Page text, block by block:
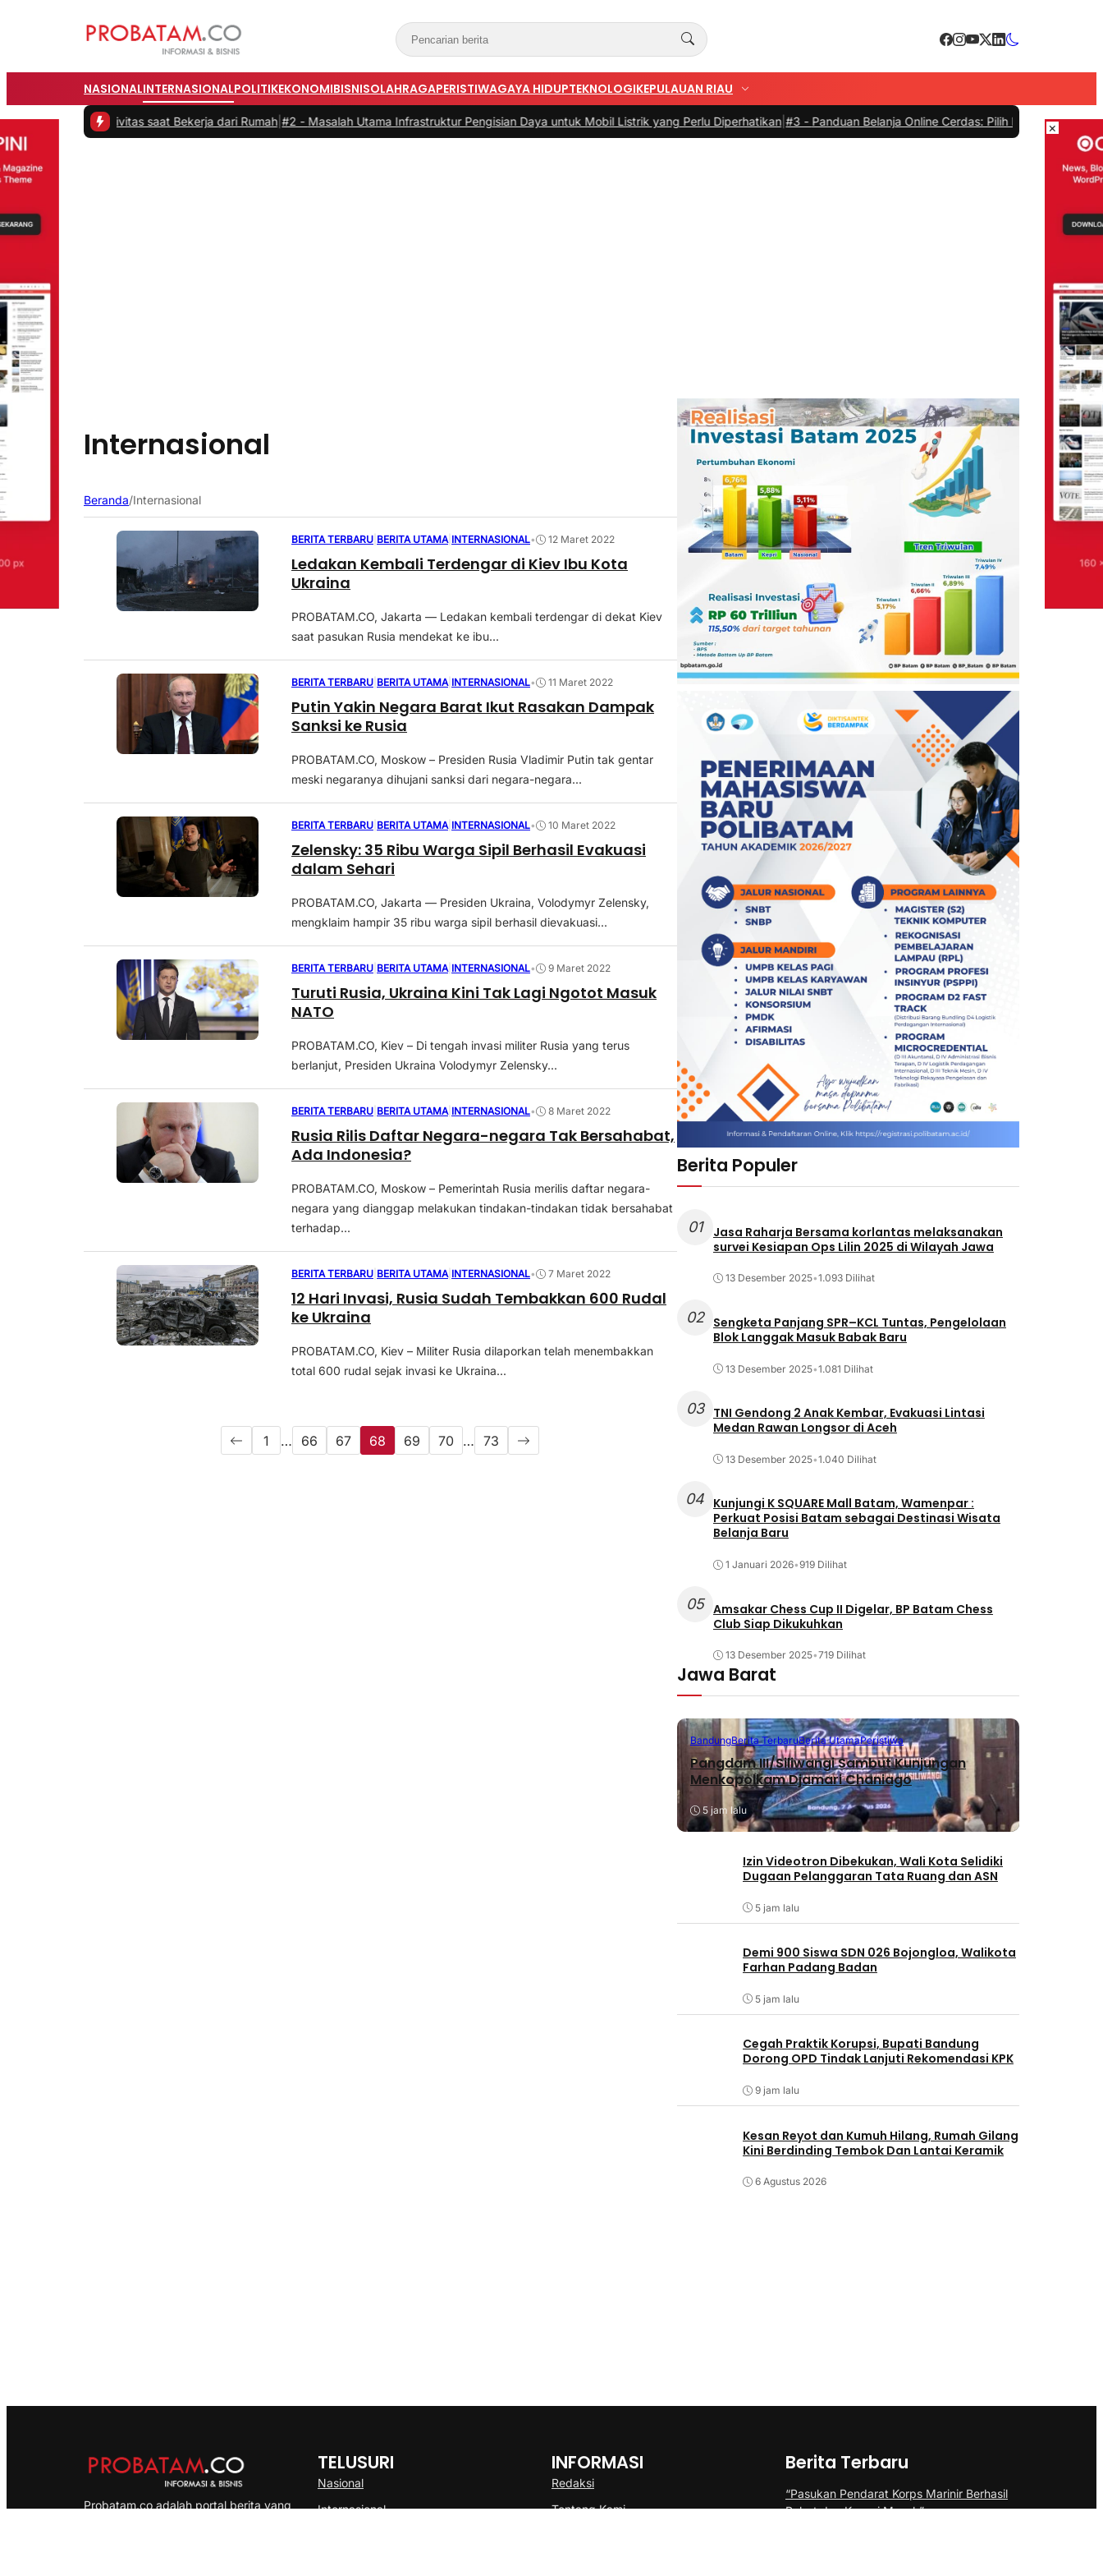
NASIONALINTERNASIONALPOLITIKEKONOMIBISNISOLAHRAGAPERISTIWAGAYA HIDUPTEKNOLOGIKEPULAUAN RIAU
Produktivitas saat Bekerja dari Rumah |#2 -Masalah Utama Infrastruktur Pengisian Daya untuk Mobil Listrik yang Perlu Diperhatikan|#3 -Panduan Belanja Online Cerdas: Pilih Produk dengan Bijak dan
Internasional
Beranda/Internasional
BERITA TERBARU BERITA UTAMA INTERNASIONAL• 12 Maret 2022
Ledakan Kembali Terdengar di Kiev Ibu Kota
Ukraina
PROBATAM.CO, Jakarta — Ledakan kembali terdengar di dekat Kiev
saat pasukan Rusia mendekat ke ibu...
BERITA TERBARU BERITA UTAMA INTERNASIONAL• 11 Maret 2022
Putin Yakin Negara Barat Ikut Rasakan Dampak
Sanksi ke Rusia
PROBATAM.CO, Moskow – Presiden Rusia Vladimir Putin tak gentar
meski negaranya dihujani sanksi dari negara-negara...
BERITA TERBARU BERITA UTAMA INTERNASIONAL• 10 Maret 2022
Zelensky: 35 Ribu Warga Sipil Berhasil Evakuasi
dalam Sehari
PROBATAM.CO, Jakarta — Presiden Ukraina, Volodymyr Zelensky,
mengklaim hampir 35 ribu warga sipil berhasil dievakuasi...
BERITA TERBARU BERITA UTAMA INTERNASIONAL• 9 Maret 2022
Turuti Rusia, Ukraina Kini Tak Lagi Ngotot Masuk
NATO
PROBATAM.CO, Kiev – Di tengah invasi militer Rusia yang terus
berlanjut, Presiden Ukraina Volodymyr Zelensky...
BERITA TERBARU BERITA UTAMA INTERNASIONAL• 8 Maret 2022
Rusia Rilis Daftar Negara-negara Tak Bersahabat,
Ada Indonesia?
PROBATAM.CO, Moskow – Pemerintah Rusia merilis daftar negara-
negara yang dianggap melakukan tindakan-tindakan tidak bersahabat
terhadap...
BERITA TERBARU BERITA UTAMA INTERNASIONAL• 7 Maret 2022
12 Hari Invasi, Rusia Sudah Tembakkan 600 Rudal
ke Ukraina
PROBATAM.CO, Kiev – Militer Rusia dilaporkan telah menembakkan
total 600 rudal sejak invasi ke Ukraina...
1 … 66 67 68 69 70 … 73
Berita Populer
01
Jasa Raharja Bersama korlantas melaksanakan
survei Kesiapan Ops Lilin 2025 di Wilayah Jawa
13 Desember 2025•1.093 Dilihat
02
Sengketa Panjang SPR–KCL Tuntas, Pengelolaan
Blok Langgak Masuk Babak Baru
13 Desember 2025•1.081 Dilihat
03
TNI Gendong 2 Anak Kembar, Evakuasi Lintasi
Medan Rawan Longsor di Aceh
13 Desember 2025•1.040 Dilihat
04 Kunjungi K SQUARE Mall Batam, Wamenpar :
Perkuat Posisi Batam sebagai Destinasi Wisata
Belanja Baru
1 Januari 2026•919 Dilihat
05 Amsakar Chess Cup II Digelar, BP Batam Chess
Club Siap Dikukuhkan
13 Desember 2025•719 Dilihat
Jawa Barat
BandungBerita TerbaruBerita UtamaPeristiwa
Pangdam III/Siliwangi Sambut Kunjungan
Menkopolkam Djamari Chaniago
5 jam lalu
Izin Videotron Dibekukan, Wali Kota Selidiki
Dugaan Pelanggaran Tata Ruang dan ASN
5 jam lalu
Demi 900 Siswa SDN 026 Bojongloa, Walikota
Farhan Padang Badan
5 jam lalu
Cegah Praktik Korupsi, Bupati Bandung
Dorong OPD Tindak Lanjuti Rekomendasi KPK
9 jam lalu
Kesan Reyot dan Kumuh Hilang, Rumah Gilang
Kini Berdinding Tembok Dan Lantai Keramik
6 Agustus 2026
Probatam.co adalah portal berita yang
TELUSURI
Nasional
Internasional
INFORMASI
Redaksi
Tentang Kami
Berita Terbaru
“Pasukan Pendarat Korps Marinir Berhasil
Rebut dan Kuasai Musuh”
×